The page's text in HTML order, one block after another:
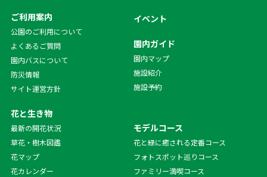
ご利用案内
公園のご利用について
よくあるご質問
園内バスについて
防災情報
サイト運営方針
花と生き物
最新の開花状況
草花・樹木図鑑
花マップ
花カレンダー
イベント
園内ガイド
園内マップ
施設紹介
施設予約
モデルコース
花と緑に癒される定番コース
フォトスポット巡りコース
ファミリー満喫コース